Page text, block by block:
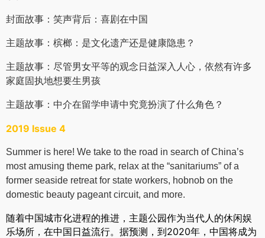
封面故事： 笑声背后：喜剧在中国
主题故事： 槟榔：是文化遗产还是健康隐患？
主题故事： 尽管男女平等的观念日益深入人心，依然有许多
家庭固执地想要生男孩
主题故事： 中介在留学申请中究竟扮演了什么角色？
2019 Issue 4
Summer is here! We take to the road in search of China’s
most amusing theme park, relax at the “sanitariums” of a
former seaside retreat for state workers, hobnob on the
domestic beauty pageant circuit, and more.
随着中国城市化进程的推进，主题公园作为当代人的休闲娱
乐场所，在中国日益流行。据预测，到2020年，中国将成为